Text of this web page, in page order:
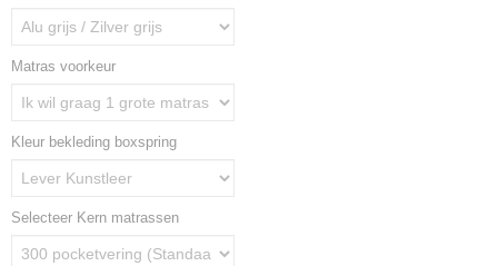
Matras voorkeur
Kleur bekleding boxspring
Selecteer Kern matrassen